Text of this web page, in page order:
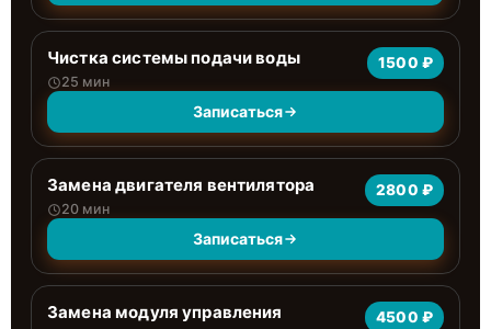
Чистка системы подачи воды
25 мин
1500 ₽
Записаться
Замена двигателя вентилятора
20 мин
2800 ₽
Записаться
Замена модуля управления 4500 ₽